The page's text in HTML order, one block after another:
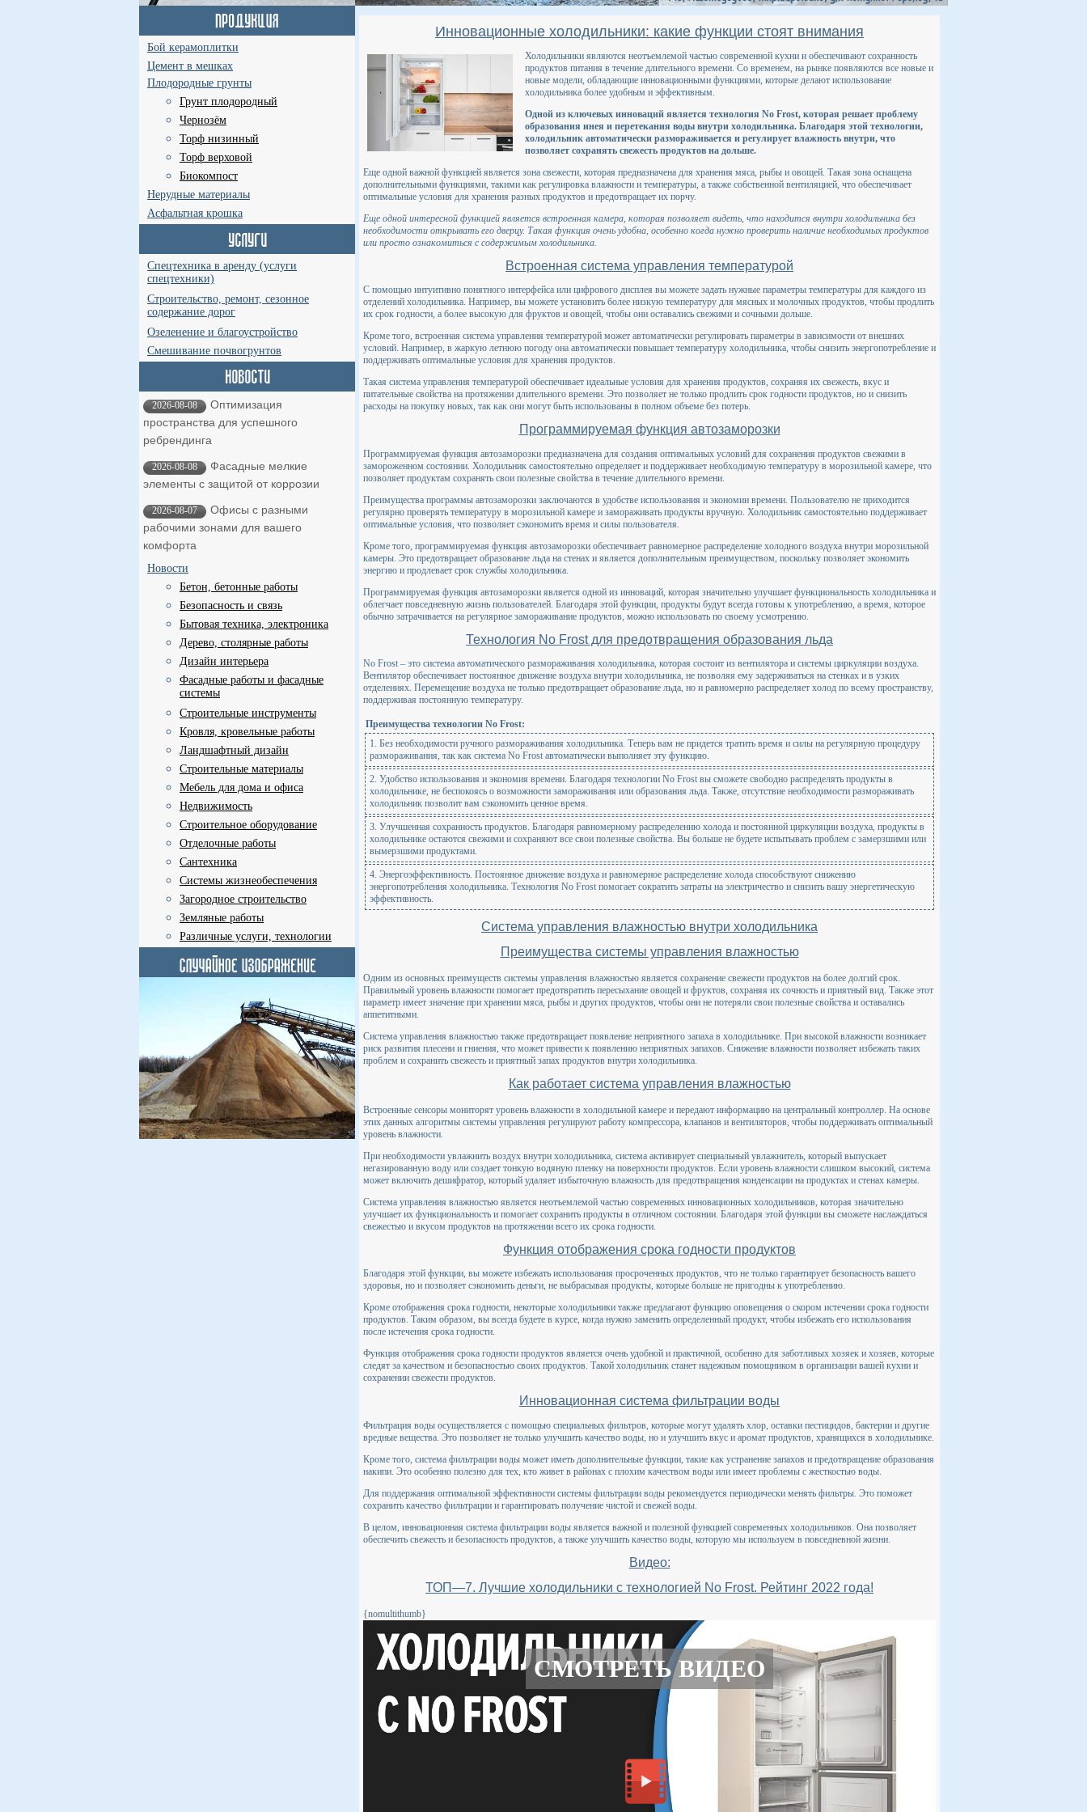
Бой керамоплитки
Цемент в мешках
Плодородные грунты
Грунт плодородный
Чернозём
Торф низинный
Торф верховой
Биокомпост
Нерудные материалы
Асфальтная крошка
Спецтехника в аренду (услуги
спецтехники)
Строительство, ремонт, сезонное
содержание дорог
Озеленение и благоустройство
Смешивание почвогрунтов
2026-08-08
Оптимизация
пространства для успешного
ребрендинга
2026-08-08
Фасадные мелкие
элементы с защитой от коррозии
2026-08-07
Офисы с разными
рабочими зонами для вашего
комфорта
Новости
Бетон, бетонные работы
Безопасность и связь
Бытовая техника, электроника
Дерево, столярные работы
Дизайн интерьера
Фасадные работы и фасадные
системы
Строительные инструменты
Кровля, кровельные работы
Ландшафтный дизайн
Строительные материалы
Мебель для дома и офиса
Недвижимость
Строительное оборудование
Отделочные работы
Сантехника
Системы жизнеобеспечения
Загородное строительство
Земляные работы
Различные услуги, технологии
Инновационные холодильники: какие функции стоят внимания
Холодильники являются неотъемлемой частью современной кухни и обеспечивают сохранность
продуктов питания в течение длительного времени. Со временем, на рынке появляются все новые и
новые модели, обладающие инновационными функциями, которые делают использование
холодильника более удобным и эффективным.
Одной из ключевых инноваций является технология No Frost, которая решает проблему
образования инея и перетекания воды внутри холодильника. Благодаря этой технологии,
холодильник автоматически размораживается и регулирует влажность внутри, что
позволяет сохранять свежесть продуктов на дольше.
Еще одной важной функцией является зона свежести, которая предназначена для хранения мяса, рыбы и овощей. Такая зона оснащена
дополнительными функциями, такими как регулировка влажности и температуры, а также собственной вентиляцией, что обеспечивает
оптимальные условия для хранения разных продуктов и предотвращает их порчу.
Еще одной интересной функцией является встроенная камера, которая позволяет видеть, что находится внутри холодильника без
необходимости открывать его дверцу. Такая функция очень удобна, особенно когда нужно проверить наличие необходимых продуктов
или просто ознакомиться с содержимым холодильника.
Встроенная система управления температурой
С помощью интуитивно понятного интерфейса или цифрового дисплея вы можете задать нужные параметры температуры для каждого из
отделений холодильника. Например, вы можете установить более низкую температуру для мясных и молочных продуктов, чтобы продлить
их срок годности, а более высокую для фруктов и овощей, чтобы они оставались свежими и сочными дольше.
Кроме того, встроенная система управления температурой может автоматически регулировать параметры в зависимости от внешних
условий. Например, в жаркую летнюю погоду она автоматически повышает температуру холодильника, чтобы снизить энергопотребление и
поддерживать оптимальные условия для хранения продуктов.
Такая система управления температурой обеспечивает идеальные условия для хранения продуктов, сохраняя их свежесть, вкус и
питательные свойства на протяжении длительного времени. Это позволяет не только продлить срок годности продуктов, но и снизить
расходы на покупку новых, так как они могут быть использованы в полном объеме без потерь.
Программируемая функция автозаморозки
Программируемая функция автозаморозки предназначена для создания оптимальных условий для сохранения продуктов свежими в
замороженном состоянии. Холодильник самостоятельно определяет и поддерживает необходимую температуру в морозильной камере, что
позволяет продуктам сохранять свои полезные свойства в течение длительного времени.
Преимущества программы автозаморозки заключаются в удобстве использования и экономии времени. Пользователю не приходится
регулярно проверять температуру в морозильной камере и замораживать продукты вручную. Холодильник самостоятельно поддерживает
оптимальные условия, что позволяет сэкономить время и силы пользователя.
Кроме того, программируемая функция автозаморозки обеспечивает равномерное распределение холодного воздуха внутри морозильной
камеры. Это предотвращает образование льда на стенах и является дополнительным преимуществом, поскольку позволяет экономить
энергию и продлевает срок службы холодильника.
Программируемая функция автозаморозки является одной из инноваций, которая значительно улучшает функциональность холодильника и
облегчает повседневную жизнь пользователей. Благодаря этой функции, продукты будут всегда готовы к употреблению, а время, которое
обычно затрачивается на регулярное замораживание продуктов, можно использовать по своему усмотрению.
Технология No Frost для предотвращения образования льда
No Frost – это система автоматического размораживания холодильника, которая состоит из вентилятора и системы циркуляции воздуха.
Вентилятор обеспечивает постоянное движение воздуха внутри холодильника, не позволяя ему задерживаться на стенках и в узких
отделениях. Перемещение воздуха не только предотвращает образование льда, но и равномерно распределяет холод по всему пространству,
поддерживая постоянную температуру.
Преимущества технологии No Frost:
1. Без необходимости ручного размораживания холодильника. Теперь вам не придется тратить время и силы на регулярную процедуру
размораживания, так как система No Frost автоматически выполняет эту функцию.
2. Удобство использования и экономия времени. Благодаря технологии No Frost вы сможете свободно распределять продукты в
холодильнике, не беспокоясь о возможности замораживания или образования льда. Также, отсутствие необходимости размораживать
холодильник позволит вам сэкономить ценное время.
3. Улучшенная сохранность продуктов. Благодаря равномерному распределению холода и постоянной циркуляции воздуха, продукты в
холодильнике остаются свежими и сохраняют все свои полезные свойства. Вы больше не будете испытывать проблем с замерзшими или
вымерзшими продуктами.
4. Энергоэффективность. Постоянное движение воздуха и равномерное распределение холода способствуют снижению
энергопотребления холодильника. Технология No Frost помогает сократить затраты на электричество и снизить вашу энергетическую
эффективность.
Система управления влажностью внутри холодильника
Преимущества системы управления влажностью
Одним из основных преимуществ системы управления влажностью является сохранение свежести продуктов на более долгий срок.
Правильный уровень влажности помогает предотвратить пересыхание овощей и фруктов, сохраняя их сочность и приятный вид. Также этот
параметр имеет значение при хранении мяса, рыбы и других продуктов, чтобы они не потеряли свои полезные свойства и оставались
аппетитными.
Система управления влажностью также предотвращает появление неприятного запаха в холодильнике. При высокой влажности возникает
риск развития плесени и гниения, что может привести к появлению неприятных запахов. Снижение влажности позволяет избежать таких
проблем и сохранить свежесть и приятный запах продуктов внутри холодильника.
Как работает система управления влажностью
Встроенные сенсоры мониторят уровень влажности в холодильной камере и передают информацию на центральный контроллер. На основе
этих данных алгоритмы системы управления регулируют работу компрессора, клапанов и вентиляторов, чтобы поддерживать оптимальный
уровень влажности.
При необходимости увлажнить воздух внутри холодильника, система активирует специальный увлажнитель, который выпускает
негазированную воду или создает тонкую водяную пленку на поверхности продуктов. Если уровень влажности слишком высокий, система
может включить дешифратор, который удаляет избыточную влажность для предотвращения конденсации на продуктах и стенах камеры.
Система управления влажностью является неотъемлемой частью современных инновационных холодильников, которая значительно
улучшает их функциональность и помогает сохранить продукты в отличном состоянии. Благодаря этой функции вы сможете наслаждаться
свежестью и вкусом продуктов на протяжении всего их срока годности.
Функция отображения срока годности продуктов
Благодаря этой функции, вы можете избежать использования просроченных продуктов, что не только гарантирует безопасность вашего
здоровья, но и позволяет сэкономить деньги, не выбрасывая продукты, которые больше не пригодны к употреблению.
Кроме отображения срока годности, некоторые холодильники также предлагают функцию оповещения о скором истечении срока годности
продуктов. Таким образом, вы всегда будете в курсе, когда нужно заменить определенный продукт, чтобы избежать его использования
после истечения срока годности.
Функция отображения срока годности продуктов является очень удобной и практичной, особенно для заботливых хозяек и хозяев, которые
следят за качеством и безопасностью своих продуктов. Такой холодильник станет надежным помощником в организации вашей кухни и
сохранении свежести продуктов.
Инновационная система фильтрации воды
Фильтрация воды осуществляется с помощью специальных фильтров, которые могут удалять хлор, оставки пестицидов, бактерии и другие
вредные вещества. Это позволяет не только улучшить качество воды, но и улучшить вкус и аромат продуктов, хранящихся в холодильнике.
Кроме того, система фильтрации воды может иметь дополнительные функции, такие как устранение запахов и предотвращение образования
накипи. Это особенно полезно для тех, кто живет в районах с плохим качеством воды или имеет проблемы с жесткостью воды.
Для поддержания оптимальной эффективности системы фильтрации воды рекомендуется периодически менять фильтры. Это поможет
сохранить качество фильтрации и гарантировать получение чистой и свежей воды.
В целом, инновационная система фильтрации воды является важной и полезной функцией современных холодильников. Она позволяет
обеспечить свежесть и безопасность продуктов, а также улучшить качество воды, которую мы используем в повседневной жизни.
Видео:
ТОП—7. Лучшие холодильники с технологией No Frost. Рейтинг 2022 года!
{nomultithumb}
СМОТРЕТЬ ВИДЕО